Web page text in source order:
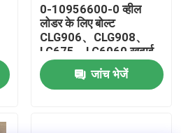
0-10956600-0 व्हील
लोडर के लिए बोल्ट
CLG906、CLG908、
LG675、LG6060 खुदाई
EX60、EX70 इंजन
4JB1、4JG1जांच भेजें